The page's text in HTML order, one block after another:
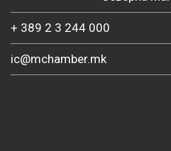
+ 389 2 3 244 000
ic@mchamber.mk